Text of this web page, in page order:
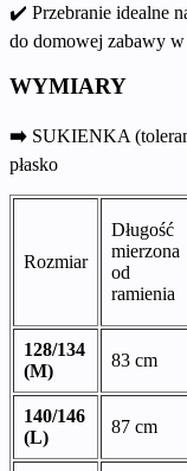
✔️ Przebranie idealne
do domowej zabawy w
WYMIARY
➡️ SUKIENKA
płasko
Rozmiar
Długość
mierzona
od
ramienia
128/134
(M)
83 cm
140/146
(L)
87 cm